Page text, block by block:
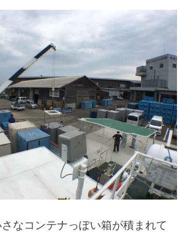
なコンテナっぽい箱が積まれて